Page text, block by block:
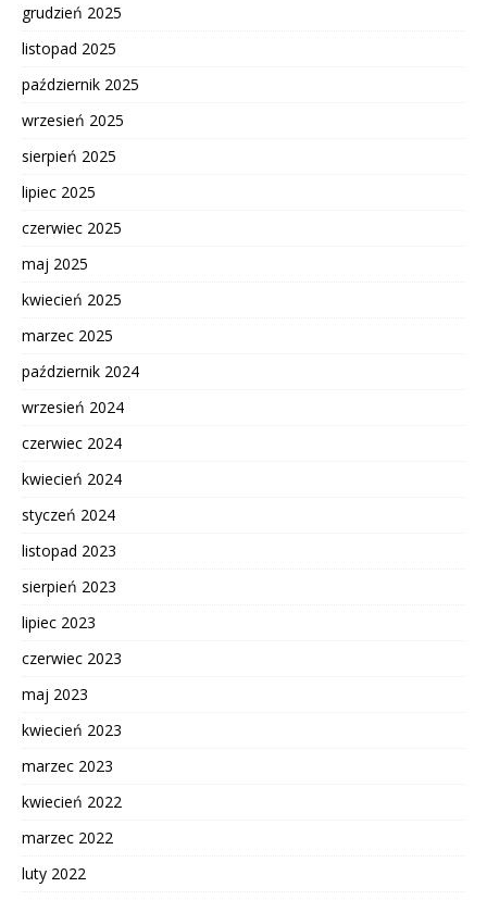
grudzień 2025
listopad 2025
październik 2025
wrzesień 2025
sierpień 2025
lipiec 2025
czerwiec 2025
maj 2025
kwiecień 2025
marzec 2025
październik 2024
wrzesień 2024
czerwiec 2024
kwiecień 2024
styczeń 2024
listopad 2023
sierpień 2023
lipiec 2023
czerwiec 2023
maj 2023
kwiecień 2023
marzec 2023
kwiecień 2022
marzec 2022
luty 2022